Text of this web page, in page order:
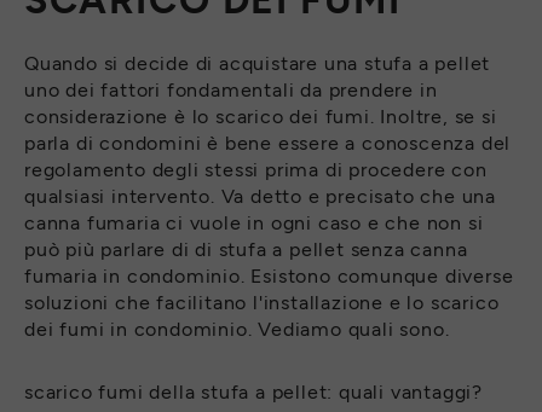
Quando si decide di acquistare una stufa a pellet
uno dei fattori fondamentali da prendere in
considerazione è lo scarico dei fumi. Inoltre, se si
parla di condomini è bene essere a conoscenza del
regolamento degli stessi prima di procedere con
qualsiasi intervento. Va detto e precisato che una
canna fumaria ci vuole in ogni caso e che non si
può più parlare di di stufa a pellet senza canna
fumaria in condominio. Esistono comunque diverse
soluzioni che facilitano l'installazione e lo scarico
dei fumi in condominio. Vediamo quali sono.
scarico fumi della stufa a pellet: quali vantaggi?